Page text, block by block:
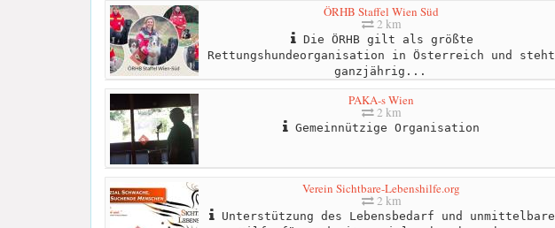
ÖRHB Staffel Wien Süd
2 km
Die ÖRHB gilt als größte
Rettungshundeorganisation in Österreich und steht
ganzjährig...
PAKA-s Wien
2 km
Gemeinnützige Organisation
Verein Sichtbare-Lebenshilfe.org
2 km
Unterstützung des Lebensbedarf und unmittelbare